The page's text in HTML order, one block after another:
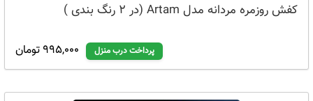
کفش روزمره مردانه مدل Artam (در 2 رنگ بندی )
995,000 تومان پرداخت درب منزل